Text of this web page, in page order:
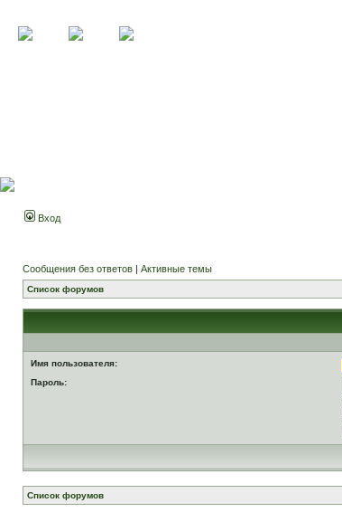
Вход
Сообщения без ответов | Активные темы
Список форумов
Имя пользователя:
Пароль:
Список форумов